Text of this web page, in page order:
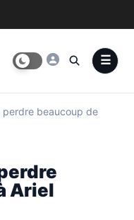
beaucoup de
Ariel